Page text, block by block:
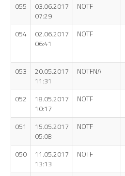
055
03.06.2017
07:29
NOTF
054
02.06.2017
06:41
NOTF
053
20.05.2017
11:31
NOTFNA
052
18.05.2017
10:17
NOTF
051
15.05.2017
05:08
NOTF
050
11.05.2017
13:13
NOTF